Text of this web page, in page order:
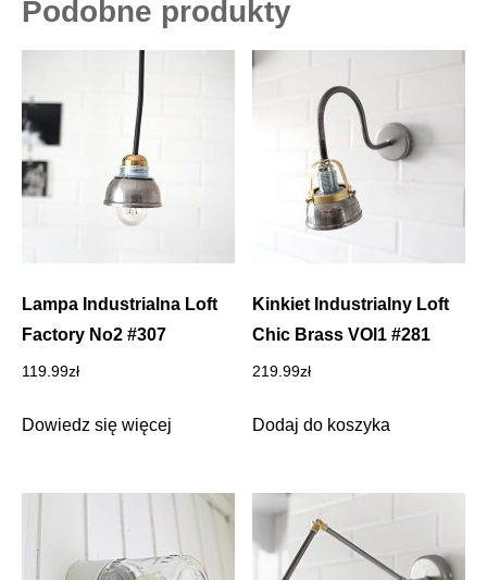
Podobne produkty
Lampa Industrialna Loft
Factory No2 #307
119.99zł
Dowiedz się więcej
Kinkiet Industrialny Loft
Chic Brass VOl1 #281
219.99zł
Dodaj do koszyka